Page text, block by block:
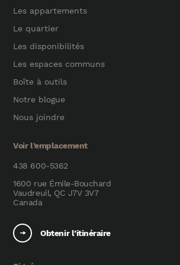
Les appartements
Le quartier
Les disponibilités
Les espaces communs
Boîte à outils
Notre blogue
Nous joindre
Voir l’emplacement
438 600-5362
1600 rue Émile-Bouchard
Vaudreuil, QC J7V 3V7
Canada
Obtenir l’itinéraire